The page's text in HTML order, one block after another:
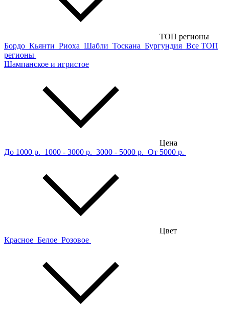
ТОП регионы
Бордо Кьянти Риоха Шабли Тоскана Бургундия Все ТОП
регионы
Шампанское и игристое
Цена
До 1000 р. 1000 - 3000 р. 3000 - 5000 р. От 5000 р.
Цвет
Красное Белое Розовое